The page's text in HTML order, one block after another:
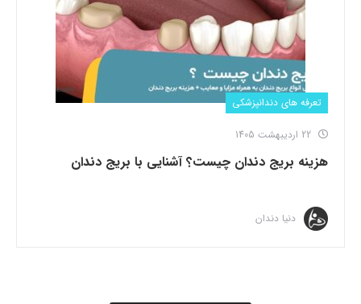
تعرفه های دندانپزشکی
هزینه بریج دندان چیست؟ آشنایی با بریج دندان
دنیا دندان